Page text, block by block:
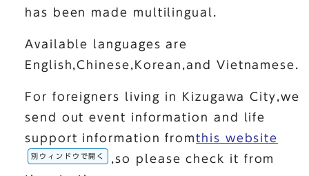
has been made multilingual.
Available languages are
English,Chinese,Korean,and Vietnamese.
For foreigners living in Kizugawa City,we
send out event information and life
support information fromthis website
別ウィンドウで開く
,so please check it from